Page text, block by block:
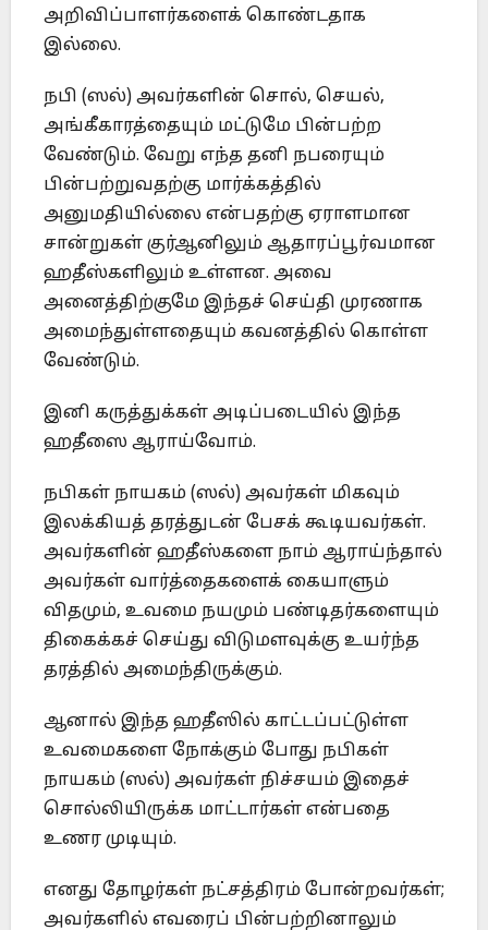
அறிவிப்பாளர்களைக் கொண்டதாக
இல்லை.
நபி (ஸல்) அவர்களின் சொல், செயல்,
அங்கீகாரத்தையும் மட்டுமே பின்பற்ற
வேண்டும். வேறு எந்த தனி நபரையும்
பின்பற்றுவதற்கு மார்க்கத்தில்
அனுமதியில்லை என்பதற்கு ஏராளமான
சான்றுகள் குர்ஆனிலும் ஆதாரப்பூர்வமான
ஹதீஸ்களிலும் உள்ளன. அவை
அனைத்திற்குமே இந்தச் செய்தி முரணாக
அமைந்துள்ளதையும் கவனத்தில் கொள்ள
வேண்டும்.
இனி கருத்துக்கள் அடிப்படையில் இந்த
ஹதீஸை ஆராய்வோம்.
நபிகள் நாயகம் (ஸல்) அவர்கள் மிகவும்
இலக்கியத் தரத்துடன் பேசக் கூடியவர்கள்.
அவர்களின் ஹதீஸ்களை நாம் ஆராய்ந்தால்
அவர்கள் வார்த்தைகளைக் கையாளும்
விதமும், உவமை நயமும் பண்டிதர்களையும்
திகைக்கச் செய்து விடுமளவுக்கு உயர்ந்த
தரத்தில் அமைந்திருக்கும்.
ஆனால் இந்த ஹதீஸில் காட்டப்பட்டுள்ள
உவமைகளை நோக்கும் போது நபிகள்
நாயகம் (ஸல்) அவர்கள் நிச்சயம் இதைச்
சொல்லியிருக்க மாட்டார்கள் என்பதை
உணர முடியும்.
எனது தோழர்கள் நட்சத்திரம் போன்றவர்கள்;
அவர்களில் எவரைப் பின்பற்றினாலும்